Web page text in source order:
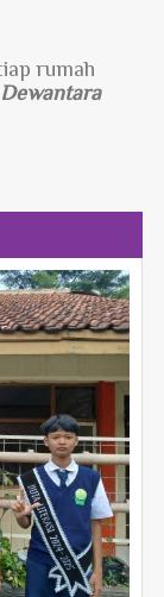
diri Anda
sendiri..."